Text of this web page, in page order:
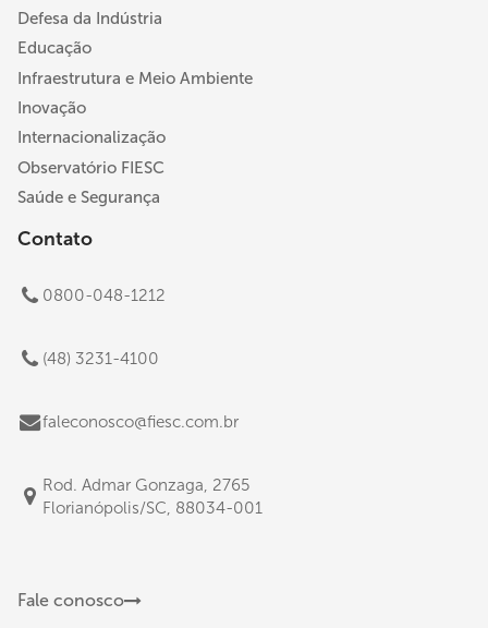
Defesa da Indústria
Educação
Infraestrutura e Meio Ambiente
Inovação
Internacionalização
Observatório FIESC
Saúde e Segurança
Contato
0800-048-1212
(48) 3231-4100
faleconosco@fiesc.com.br
Rod. Admar Gonzaga, 2765
Florianópolis/SC, 88034-001
Fale conosco